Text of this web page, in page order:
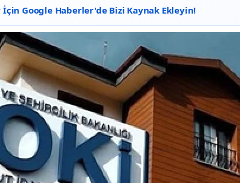
Google Haberler'de Bizi Kaynak Ekleyin!